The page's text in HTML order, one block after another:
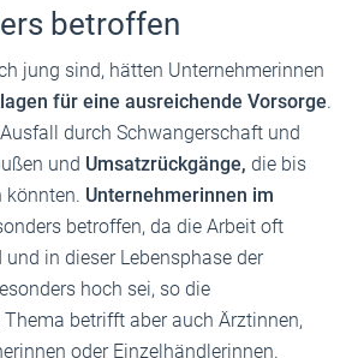
betroffen
jung sind, hätten Unternehmerinnen
für eine ausreichende Vorsorge.
durch Schwangerschaft und
und Umsatzrückgänge, die bis
könnten. Unternehmerinnen im
betroffen, da die Arbeit oft
in dieser Lebensphase der
hoch sei, so die
Thema betrifft aber auch Ärztinnen,
oder Einzelhändlerinnen.